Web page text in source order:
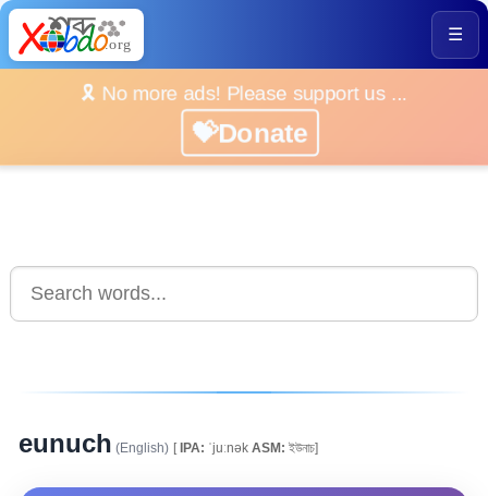
☰
🎗️ No more ads! Please support us ...
💝Donate
eunuch (English) [IPA: ˈjuːnək ASM: ইউনাচ]